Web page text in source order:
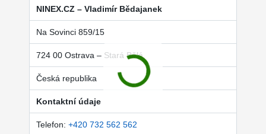
NINEX.CZ – Vladimír Bědajanek
Na Sovinci 859/15
724 00 Ostrava – Stará Bělá
Česká republika
Kontaktní údaje
Telefon: +420 732 562 562